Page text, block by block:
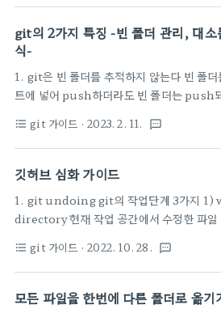
면 open a pull request라고 나온다...
서 시간이 매우 오래걸린다 구글에
색하면 맨 위에 www.toptal.com 들어가
https://www.toptal.com/
for your project www.toptal.com 들
로젝트에 사용된 프레임워크, 언어를 입력해
기서는 예를 들어 python, django, vuejs
git의 2가지 특징 -빈 폴더 관리, 대소
식-
1. git은 빈 폴더를 추적하지 않는다 빈 폴더
트에 넣어 push하더라도 빈 폴더는 push
본다 그리고 commit해보면.. 변화가 없다
실제로 아무 내용도 push가 안된다 git은
관리 대상으로 추적하지 않기 때문이다 2. 대
있다 git 은 폴더/파일명의 대소문자를 개
그럼 우째? (tistory.com) git 은 폴더/파
소문자를 개무시한다. 그럼 우째? 현상 : 내
리나는 상황;;;; 아놔 뭐임? 원인 : git은 파
format_list_bulleted git 가이드 · 2023. 2. 11. textsms
깃허브 심화 가이드
1. git undoing git의 작업단계 3가지
directory 현재 작업 공간에서 수정한 파일
staging area staging area에 반영된 파일
working directory에 되돌림 - git rm --
git restore --staged 3) repository
format_list_bulleted git 가이드 · 2022. 10. 28. textsms
모든 파일을 한번에 다른 폴더로 옮기